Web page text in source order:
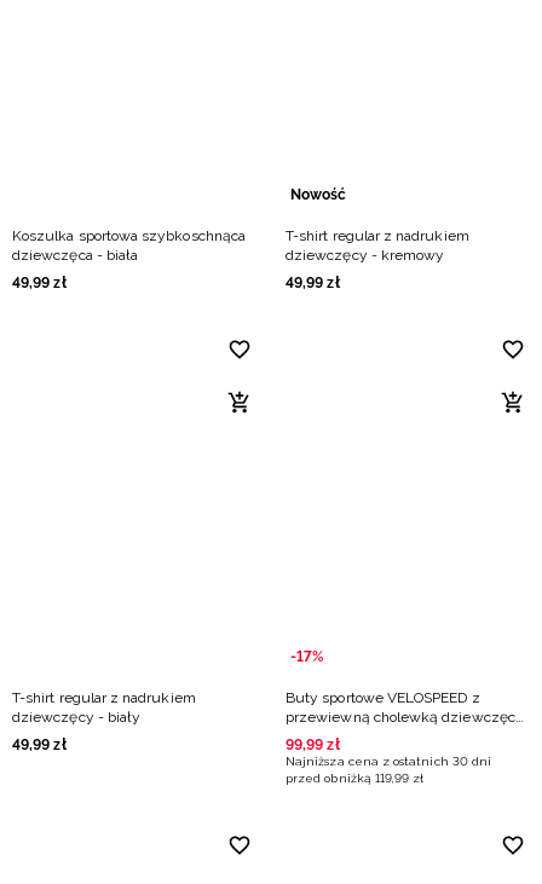
Koszulka sportowa szybkoschnąca
dziewczęca - biała
49,99 zł
Nowość
T-shirt regular z nadrukiem
dziewczęcy - kremowy
49,99 zł
T-shirt regular z nadrukiem
dziewczęcy - biały
49,99 zł
-17%
Buty sportowe VELOSPEED z
przewiewną cholewką dziewczęce
- białe
99,99 zł
Najniższa cena z ostatnich 30 dni
przed obniżką 119,99 zł